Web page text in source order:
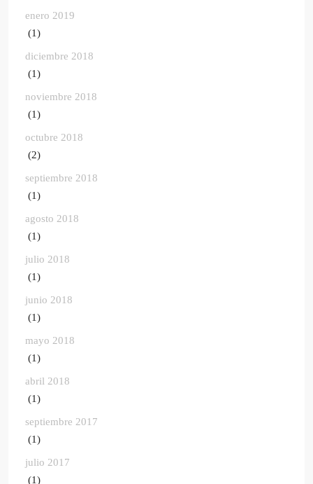
enero 2019
(1)
diciembre 2018
(1)
noviembre 2018
(1)
octubre 2018
(2)
septiembre 2018
(1)
agosto 2018
(1)
julio 2018
(1)
junio 2018
(1)
mayo 2018
(1)
abril 2018
(1)
septiembre 2017
(1)
julio 2017
(1)